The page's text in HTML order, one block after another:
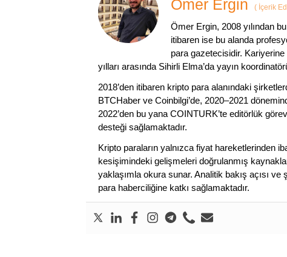
Ömer Ergin ( İçerik
Ömer Ergin, 2008 yılından
itibaren ise bu alanda
para gazetecisidir. Kariyerine
yılları arasında Sihirli Elma’da yayın
2018’den itibaren kripto para alanındaki
BTCHaber ve Coinbilgi’de, 2020–2021
2022’den bu yana COINTURK’te editörlük
desteği sağlamaktadır.
Kripto paraların yalnızca fiyat hareketlerinden
kesişimindeki gelişmeleri doğrulanmış
yaklaşımla okura sunar. Analitik bakış açısı
para haberciliğine katkı sağlamaktadır.